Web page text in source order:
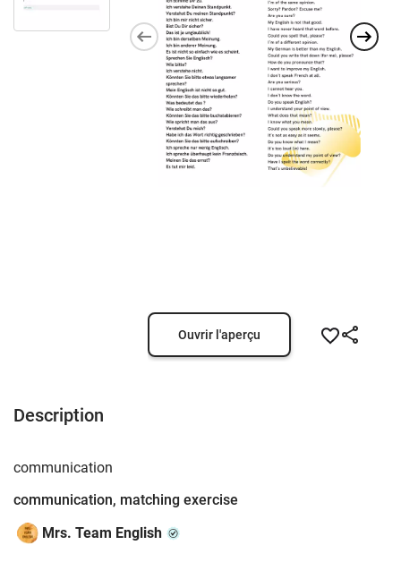
Ouvrir l'aperçu
Description
communication
communication, matching exercise
Mrs. Team English